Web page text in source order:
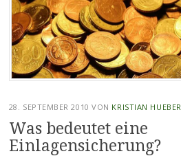
28. SEPTEMBER 2010 VON KRISTIAN HUEBER
Was bedeutet eine
Einlagensicherung?